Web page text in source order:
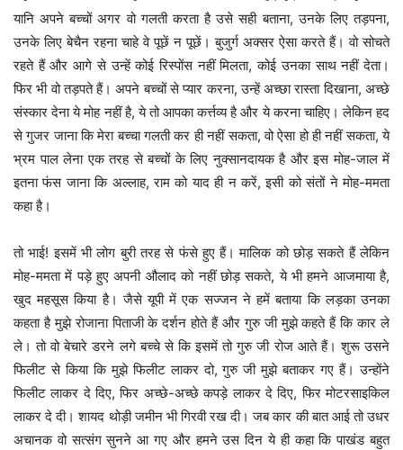
यानि अपने बच्चों अगर वो गलती करता है उसे सही बताना, उनके लिए तड़पना,
उनके लिए बेचैन रहना चाहे वे पूछें न पूछें। बुजुर्ग अक्सर ऐसा करते हैं। वो सोचते
रहते हैं और आगे से उन्हें कोई रिस्पोंस नहीं मिलता, कोई उनका साथ नहीं देता।
फिर भी वो तड़पते हैं। अपने बच्चों से प्यार करना, उन्हें अच्छा रास्ता दिखाना, अच्छे
संस्कार देना ये मोह नहीं है, ये तो आपका कर्त्तव्य है और ये करना चाहिए। लेकिन हद
से गुजर जाना कि मेरा बच्चा गलती कर ही नहीं सकता, वो ऐसा हो ही नहीं सकता, ये
भ्रम पाल लेना एक तरह से बच्चों के लिए नुक्सानदायक है और इस मोह-जाल में
इतना फंस जाना कि अल्लाह, राम को याद ही न करें, इसी को संतों ने मोह-ममता
कहा है।
तो भाई! इसमें भी लोग बुरी तरह से फंसे हुए हैं। मालिक को छोड़ सकते हैं लेकिन
मोह-ममता में पड़े हुए अपनी औलाद को नहीं छोड़ सकते, ये भी हमने आजमाया है,
खुद महसूस किया है। जैसे यूपी में एक सज्जन ने हमें बताया कि लड़का उनका
कहता है मुझे रोजाना पिताजी के दर्शन होते हैं और गुरु जी मुझे कहते हैं कि कार ले
ले। तो वो बेचारे डरने लगे बच्चे से कि इसमें तो गुरु जी रोज आते हैं। शुरू उसने
फिलीट से किया कि मुझे फिलीट लाकर दो, गुरु जी मुझे बताकर गए हैं। उन्होंने
फिलीट लाकर दे दिए, फिर अच्छे-अच्छे कपड़े लाकर दे दिए, फिर मोटरसाइकिल
लाकर दे दी। शायद थोड़ी जमीन भी गिरवी रख दी। जब कार की बात आई तो उधर
अचानक वो सत्संग सुनने आ गए और हमने उस दिन ये ही कहा कि पाखंड बहुत